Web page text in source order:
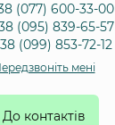
(077) 600-33-00
(095) 839-65-57
(099) 853-72-12
мені
До контактів